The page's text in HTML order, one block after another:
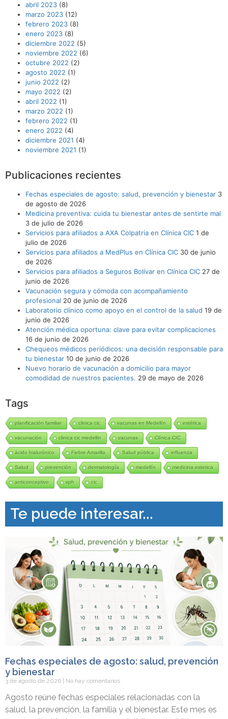
abril 2023 (8)
marzo 2023 (12)
febrero 2023 (8)
enero 2023 (8)
diciembre 2022 (5)
noviembre 2022 (6)
octubre 2022 (2)
agosto 2022 (1)
junio 2022 (2)
mayo 2022 (2)
abril 2022 (1)
marzo 2022 (1)
febrero 2022 (1)
enero 2022 (4)
diciembre 2021 (4)
noviembre 2021 (1)
Publicaciones recientes
Fechas especiales de agosto: salud, prevención y bienestar 3
de agosto de 2026
Medicina preventiva: cuida tu bienestar antes de sentirte mal
3 de julio de 2026
Servicios para afiliados a AXA Colpatria en Clínica CIC 1 de
julio de 2026
Servicios para afiliados a MedPlus en Clínica CIC 30 de junio
de 2026
Servicios para afiliados a Seguros Bolívar en Clínica CIC 27 de
junio de 2026
Vacunación segura y cómoda con acompañamiento
profesional 20 de junio de 2026
Laboratorio clínico como apoyo en el control de la salud 19 de
junio de 2026
Atención médica oportuna: clave para evitar complicaciones
16 de junio de 2026
Chequeos médicos periódicos: una decisión responsable para
tu bienestar 10 de junio de 2026
Nuevo horario de vacunación a domicilio para mayor
comodidad de nuestros pacientes. 29 de mayo de 2026
Tags
planificación familiar clinica cic vacunas en Medellín estética
vacunación clinica cic medellin vacunas Clínica CIC
ácido hialurónico Fiebre Amarilla Salud pública influenza
Salud prevención dermatología medellín medicina estetica
anticonceptivo vph cic
Te puede interesar...
Fechas especiales de agosto: salud, prevención
y bienestar
3 de agosto de 2026 No hay comentarios
Agosto reúne fechas especiales relacionadas con la
salud, la prevención, la familia y el bienestar. Este mes es